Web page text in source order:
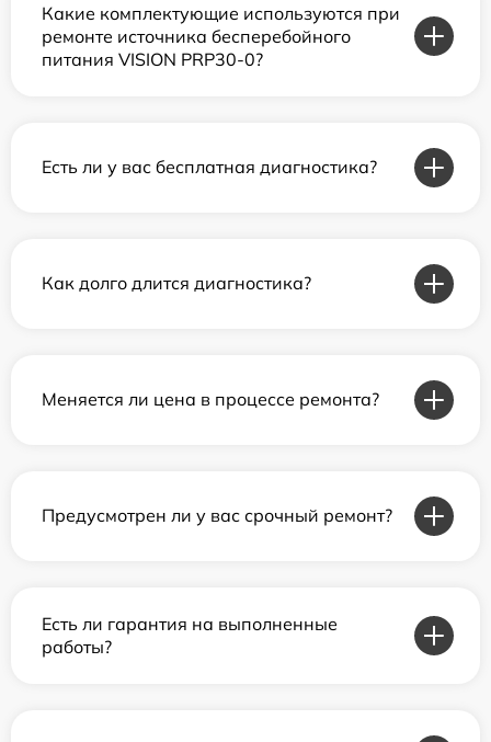
Какие комплектующие используются при
ремонте источника бесперебойного
питания VISION PRP30-0?
Есть ли у вас бесплатная диагностика?
Как долго длится диагностика?
Меняется ли цена в процессе ремонта?
Предусмотрен ли у вас срочный ремонт?
Есть ли гарантия на выполненные
работы?